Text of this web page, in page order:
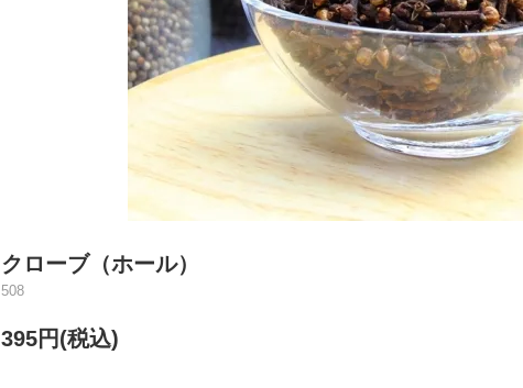
クローブ（ホール）
508
395円(税込)